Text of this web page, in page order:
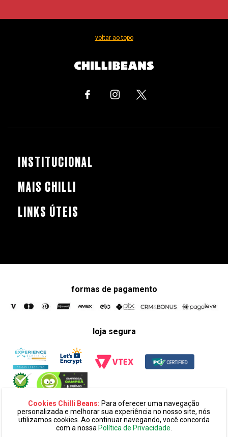
Cookies Chilli Beans: Para oferecer uma navegação
personalizada e melhorar sua experiência no nosso site, nós
utilizamos cookies. Ao continuar navegando, você concorda
com a nossa Política de Privacidade.
voltar ao topo
INSTITUCIONAL
MAIS CHILLI
LINKS ÚTEIS
formas de pagamento
loja segura